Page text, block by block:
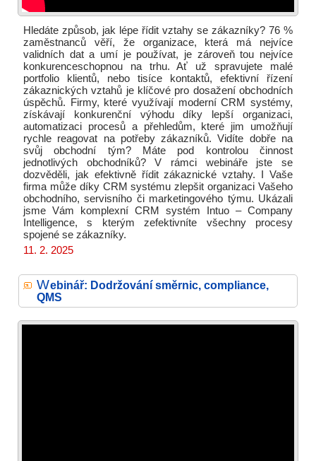
Hledáte způsob, jak lépe řídit vztahy se zákazníky? 76 %
zaměstnanců věří, že organizace, která má nejvíce
validních dat a umí je používat, je zároveň tou nejvíce
konkurenceschopnou na trhu. Ať už spravujete malé
portfolio klientů, nebo tisíce kontaktů, efektivní řízení
zákaznických vztahů je klíčové pro dosažení obchodních
úspěchů. Firmy, které využívají moderní CRM systémy,
získávají konkurenční výhodu díky lepší organizaci,
automatizaci procesů a přehledům, které jim umožňují
rychle reagovat na potřeby zákazníků. Vidíte dobře na
svůj obchodní tým? Máte pod kontrolou činnost
jednotlivých obchodníků? V rámci webináře jste se
dozvěděli, jak efektivně řídit zákaznické vztahy. I Vaše
firma může díky CRM systému zlepšit organizaci Vašeho
obchodního, servisního či marketingového týmu. Ukázali
jsme Vám komplexní CRM systém Intuo – Company
Intelligence, s kterým zefektivníte všechny procesy
spojené se zákazníky.
11. 2. 2025
Webinář: Dodržování směrnic, compliance,
QMS